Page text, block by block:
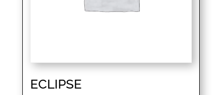
ECLIPSE